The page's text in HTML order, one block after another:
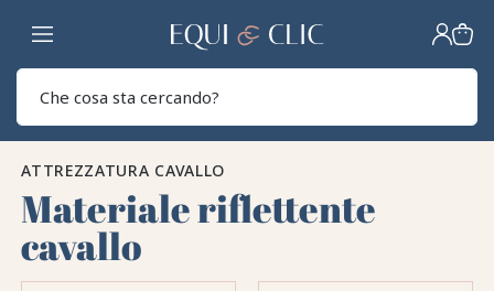
Casa
ATTREZZATURA CAVALLO
Materiale riflettente
cavallo